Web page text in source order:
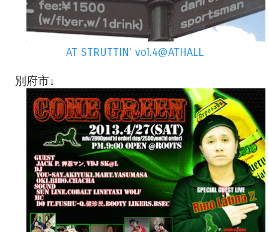
AT STRUTTIN' vol.4@ATHALL
別府市↓